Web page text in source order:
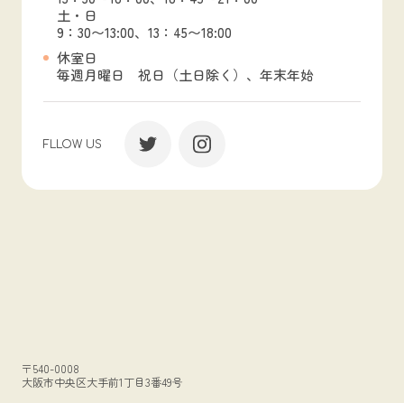
土・日
9：30〜13:00、13：45〜18:00
休室日
毎週月曜日 祝日（土日除く）、年末年始
FLLOW US
〒540-0008
大阪市中央区大手前1丁目3番49号